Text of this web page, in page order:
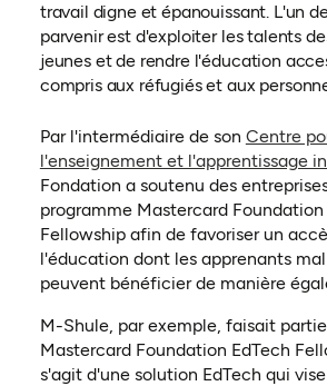
travail digne et épanouissant. L'un
parvenir est d'exploiter les talents
jeunes et de rendre l'éducation
compris aux réfugiés et aux
Par l'intermédiaire de son Centre
l'enseignement et l'apprentissage
Fondation a soutenu des
programme Mastercard Foundation
Fellowship afin de favoriser un
l'éducation dont les apprenants
peuvent bénéficier de manière
M-Shule, par exemple, faisait
Mastercard Foundation EdTech
s'agit d'une solution EdTech qui